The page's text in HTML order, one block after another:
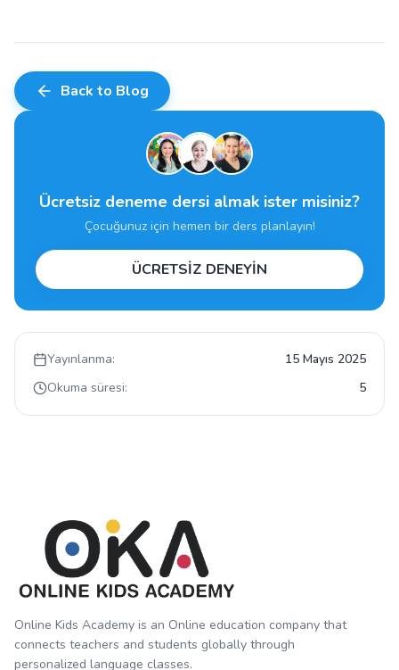
Back to Blog
Ücretsiz deneme dersi almak ister misiniz?
Çocuğunuz için hemen bir ders planlayın!
ÜCRETSİZ DENEYİN
Yayınlanma:
15 Mayıs 2025
Okuma süresi:
5
Online Kids Academy is an Online education company that
connects teachers and students globally through
personalized language classes.